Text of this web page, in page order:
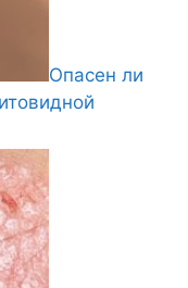
Опасен ли